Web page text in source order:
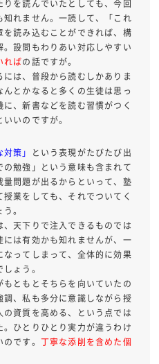
を読んでいたとしても、今回
れません。一読して、「これ
読み込むことができれば、構
設問もわりあい対応しやすい
ればの話ですが。
は、普段から読むしかありま
とかなると多くの生徒は思っ
、新書などを読む習慣がつく
いのですが。
対策」
という表現がたびたび出
勉強」という意味も含まれて
問題が出るからといって、塾
業をしても、それでついてく
。
天下りで注入できるものでは
は有効かも知れませんが、一
ってしまって、全体的に効果
ょう。
ともとそちらを向いていたの
、私も多分に意識しながら授
資質を高める、という点では
ひとりひとり実力が違うわけ
です。 丁寧な添削を含めた個